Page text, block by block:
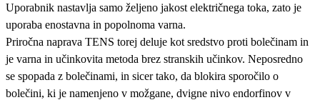
Uporabnik nastavlja samo željeno jakost električnega toka, zato je
uporaba enostavna in popolnoma varna.
Priročna naprava TENS torej deluje kot sredstvo proti bolečinam in
je varna in učinkovita metoda brez stranskih učinkov. Neposredno
se spopada z bolečinami, in sicer tako, da blokira sporočilo o
bolečini, ki je namenjeno v možgane, dvigne nivo endorfinov v